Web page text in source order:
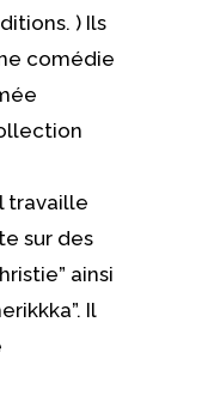
) Ils
comédie
travaille
sur des
ainsi
Il